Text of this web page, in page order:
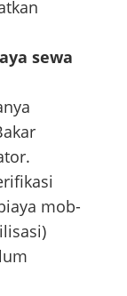
sewa
mob-